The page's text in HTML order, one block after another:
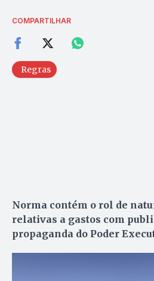
COMPARTILHAR
Regras
Norma contém o rol de
relativas a gastos com
propaganda do Poder